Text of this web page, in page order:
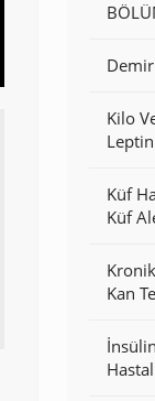
Kilo
Küf
Küf
Kan